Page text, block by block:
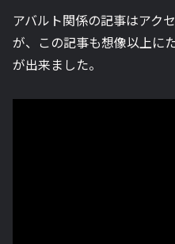
アバルト関係の記事はアク
が、この記事も想像以上に
が出来ました。